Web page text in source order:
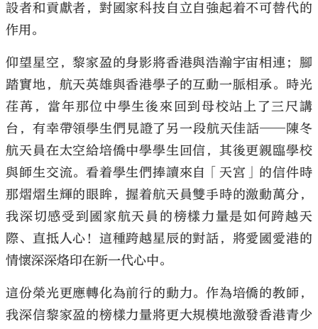
設者和貢獻者，對國家科技自立自強起着不可替代的
作用。
仰望星空，黎家盈的身影將香港與浩瀚宇宙相連；腳
踏實地，航天英雄與香港學子的互動一脈相承。時光
荏苒，當年那位中學生後來回到母校站上了三尺講
台，有幸帶領學生們見證了另一段航天佳話——陳冬
航天員在太空給培僑中學學生回信，其後更親臨學校
與師生交流。看着學生們捧讀來自「天宮」的信件時
那熠熠生輝的眼眸，握着航天員雙手時的激動萬分，
我深切感受到國家航天員的榜樣力量是如何跨越天
際、直抵人心！這種跨越星辰的對話，將愛國愛港的
情懷深深烙印在新一代心中。
這份榮光更應轉化為前行的動力。作為培僑的教師，
我深信黎家盈的榜樣力量將更大規模地激發香港青少